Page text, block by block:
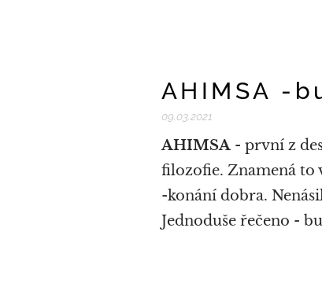
AHIMSA -
09.03.2021
AHIMSA- první z
filozofie. Znamená to
-konání dobra.
Jednoduše řečeno -